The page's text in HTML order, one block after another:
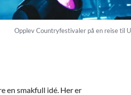
Opplev Countryfestivaler på en reise til
en smakfull idé. Her er